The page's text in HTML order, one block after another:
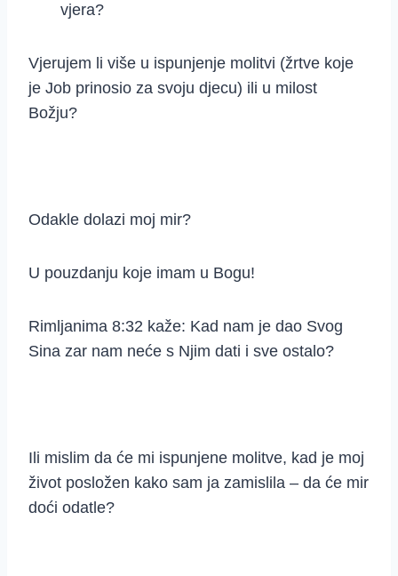
vjera?
Vjerujem li više u ispunjenje molitvi (žrtve koje
je Job prinosio za svoju djecu) ili u milost
Božju?
Odakle dolazi moj mir?
U pouzdanju koje imam u Bogu!
Rimljanima 8:32 kaže: Kad nam je dao Svog
Sina zar nam neće s Njim dati i sve ostalo?
Ili mislim da će mi ispunjene molitve, kad je moj
život posložen kako sam ja zamislila – da će mir
doći odatle?